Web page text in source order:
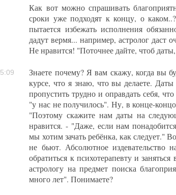
Как вот можно спрашивать
сроки уже подходят к концу, о
пытается избежать исполнения
дадут вермя... например, астролог даст
Не нравится! "Поточнее дайте, чтоб
Знаете почему? Я вам скажу, когда вы
курсе, что я знаю, что вы делаете.
пропустить трудно и оправдать себя,
"у нас не получилось". Ну, в конце-
"Поэтому скажите нам даты на
нравится. - "Даже, если нам
мы хотим зачать ребёнка, как следует."
не бьют. Абсолютное издевательство
обратиться к психотерапевту и
астрологу на предмет поиска
много лет". Понимаете?